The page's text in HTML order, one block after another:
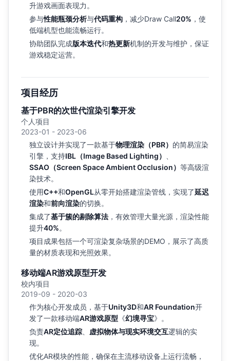
升游戏画面表现力。
参与性能瓶颈分析与代码重构 ，减少Draw Call20% ，使
低端机型也能流畅运行。
协助团队完成版本迭代和热更新机制的开发与维护，保证
游戏稳定运营。
项目经历
基于PBR的次世代渲染引擎开发
个人项目
2023-01 - 2023-06
独立设计并实现了一款基于物理渲染（PBR） 的简易渲染
引擎，支持IBL（Image Based Lighting）
SSAO（Screen Space Ambient Occlusion） 等高级渲
染技术。
使用C++和OpenGL从零开始搭建渲染管线，实现了延迟
渲染和前向渲染的切换。
集成了基于簇的剔除算法 ，有效管理大量光源，渲染性能
提升40%。
项目成果包括一个可渲染复杂场景的DEMO，展示了高质
量的材质表现和光照效果。
移动端AR游戏原型开发
校内项目
2019-09 - 2020-03
作为核心开发成员，基于Unity3D和AR Foundation开
发了一款移动端AR游戏原型 《幻境寻宝》。
负责AR定位追踪 虚拟物体与现实环境交互逻辑的实
现。
优化AR模块的性能，确保在主流移动设备上运行流畅，